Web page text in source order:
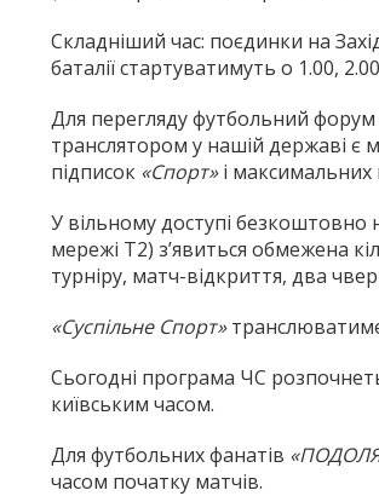
Складніший час: поєдинки на
баталії стартуватимуть о 1.00,
Для перегляду футбольний
транслятором у нашій державі є
підписок «Спорт»і максимальних
У вільному доступі безкоштовно
мережі Т2) з’явиться обмежена
турніру, матч-відкриття, два
«Суспільне Спорт»
Сьогодні програма ЧС
київським часом.
Для футбольних фанатів
часом початку матчів.